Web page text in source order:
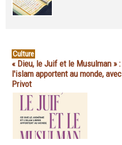
Culture
« Dieu, le Juif et le Musulman »
l'islam apportent au monde,
Privot